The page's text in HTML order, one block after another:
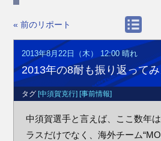
« 前のリポート
2013年8月22日（木） 12:00晴れ
2013年の8耐も振り返ってみ
タグ [中須賀克行] [事前情報]
中須賀選手と言えば、ここ数年
ラスだけでなく、海外チーム